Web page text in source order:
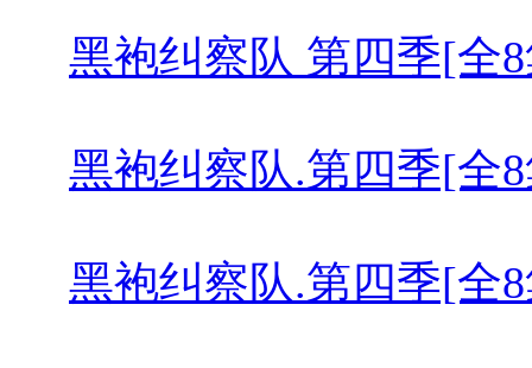
黑袍纠察队 第四季[全8
黑袍纠察队.第四季[全8
黑袍纠察队.第四季[全8